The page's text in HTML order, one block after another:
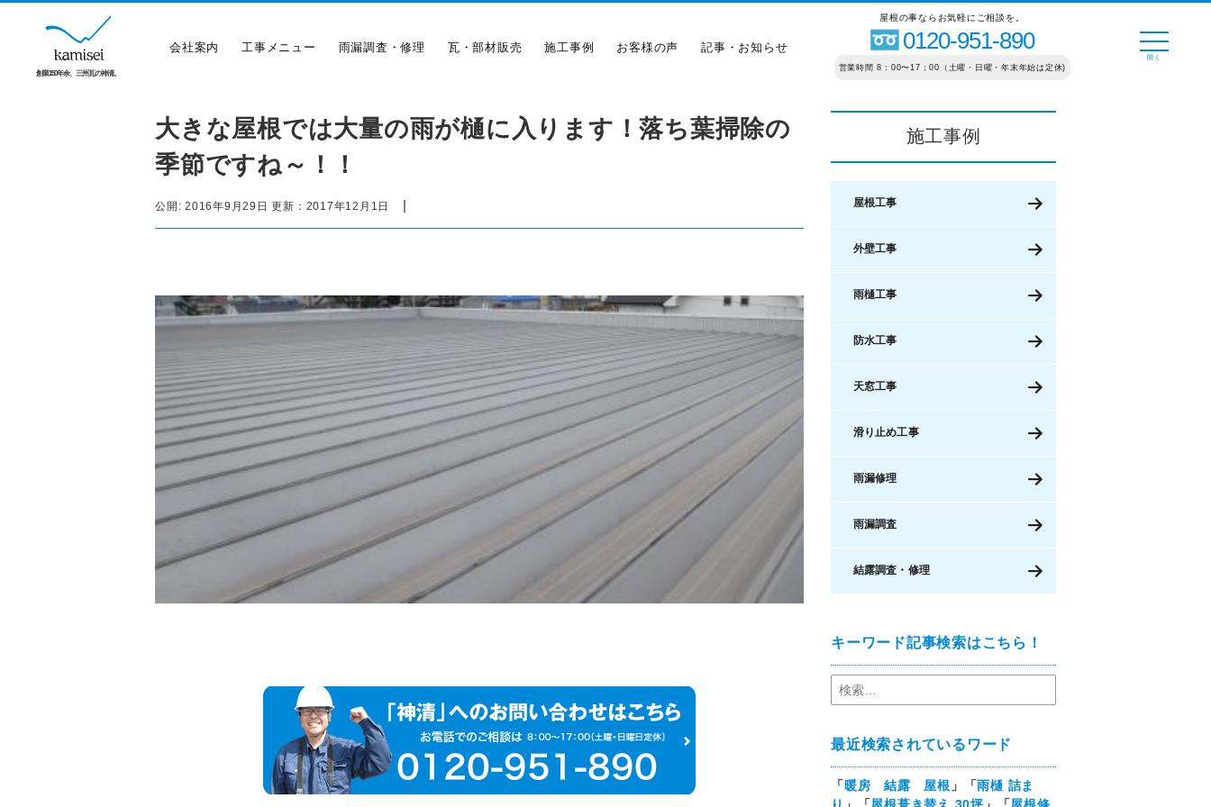
創業150年余、三州瓦の神清。
会社案内 工事メニュー 雨漏調査・修理 瓦・部材販売 施工事例 お客様の声 記事・お知らせ
屋根の事ならお気軽にご相談を。
0120-951-890
営業時間 8：00〜17：00（土曜・日曜・年末年始は定休)
大きな屋根では大量の雨が樋に入ります！落ち葉掃除の
季節ですね～！！
公開: 2016年9月29日 更新： 2017年12月1日 |
施工事例
屋根工事
外壁工事
雨樋工事
防水工事
天窓工事
滑り止め工事
雨漏修理
雨漏調査
結露調査・修理
キーワード記事検索はこちら！
最近検索されているワード
「暖房 結露 屋根 」「雨樋 詰ま